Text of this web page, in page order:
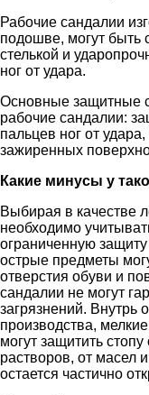
Рабочие сандалии
подошве, могут быть
стелькой и
ног от удара.
Основные защитные
рабочие сандалии:
пальцев ног от
зажиренных
Какие минусы у
Выбирая в качестве
необходимо
ограниченную
острые предметы
отверстия обуви и
сандалии не могут
загрязнений. Внутрь
производства,
могут защитить
растворов, от масел
остается частично